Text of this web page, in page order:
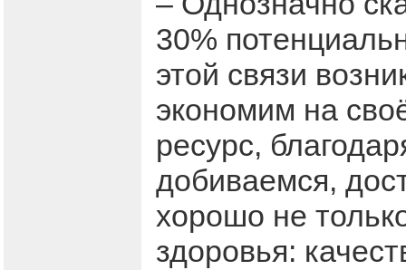
30%
этой связи
экономим на
ресурс,
добиваемся,
хорошо не
здоровья: